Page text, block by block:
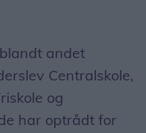
andet
Centralskole,
og
har optrådt for